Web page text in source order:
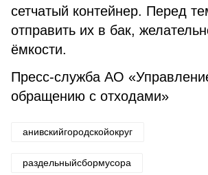
сетчатый контейнер. Перед
отправить их в бак,
ёмкости.
Пресс-служба АО
обращению с отходами»
анивскийгородскойокруг
раздельныйсбормусора